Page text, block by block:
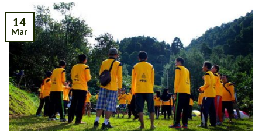
14
Mar